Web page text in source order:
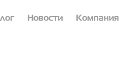
Новости Компания